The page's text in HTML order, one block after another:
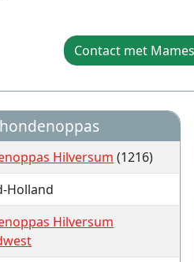
Contact met
Hilversum (1216)
Holland
Hilversum